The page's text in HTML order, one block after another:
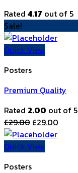
Rated 4.17 out of 5
Sale!
Quick View
Posters
Premium Quality
Rated 2.00 out of 5
£29.00 £29.00
Quick View
Posters